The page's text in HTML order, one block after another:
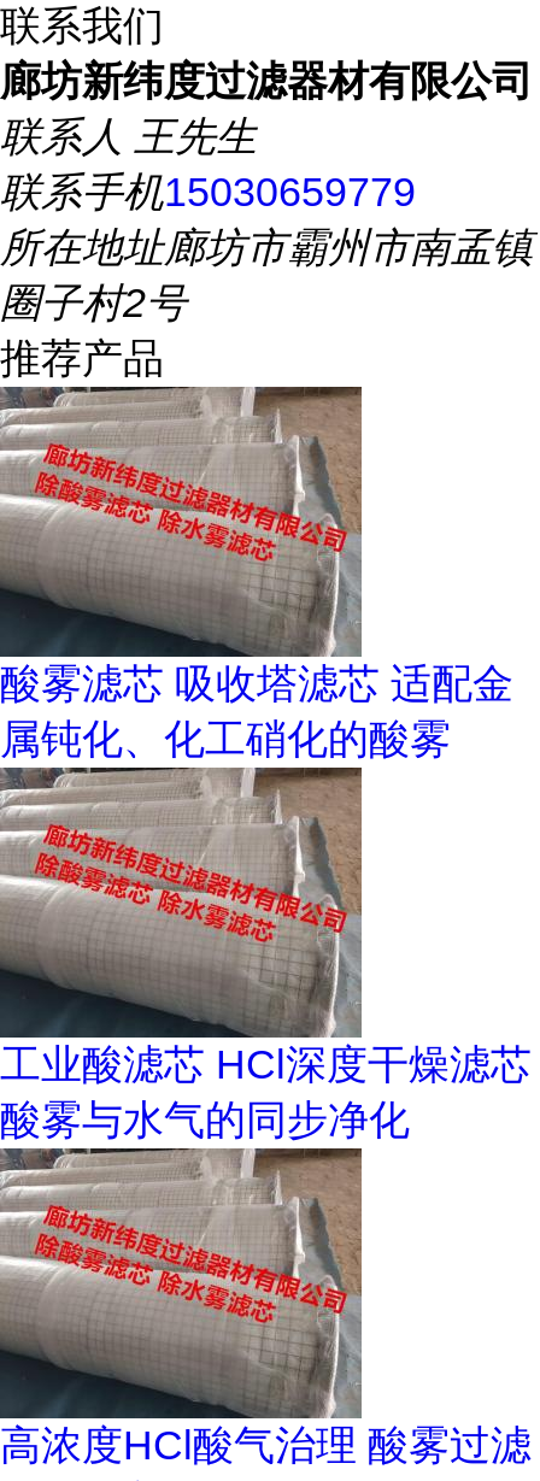
联系我们
廊坊新纬度过滤器材有限公司
联系人 王先生
联系手机15030659779
所在地址廊坊市霸州市南孟镇
圈子村2号
推荐产品
酸雾滤芯 吸收塔滤芯 适配金
属钝化、化工硝化的酸雾
工业酸滤芯 HCl深度干燥滤芯
酸雾与水气的同步净化
高浓度HCl酸气治理 酸雾过滤